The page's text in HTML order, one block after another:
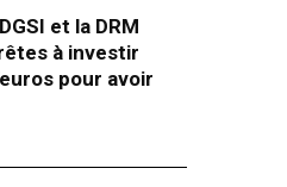
et la DRM
à investir
pour avoir